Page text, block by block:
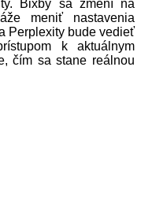
Bixby sa zmení na
meniť nastavenia
Perplexity bude vedieť
k aktuálnym
čím sa stane reálnou